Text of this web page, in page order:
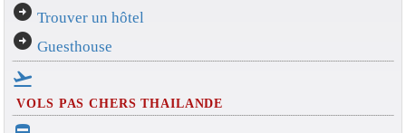
arrow_circle_right Trouver un hôtel
arrow_circle_right Guesthouse
flight_takeoff
VOLS PAS CHERS THAILANDE